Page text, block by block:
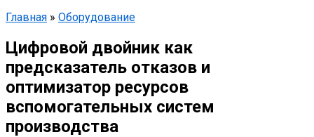
Главная » Оборудование
Цифровой двойник как
предсказатель отказов и
оптимизатор ресурсов
вспомогательных систем
производства